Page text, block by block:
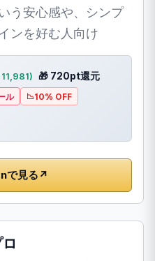
う安心感や、シンプ
ンを好む人向け
🎁 720pt還元
ル
10% OFF
で見る ↗